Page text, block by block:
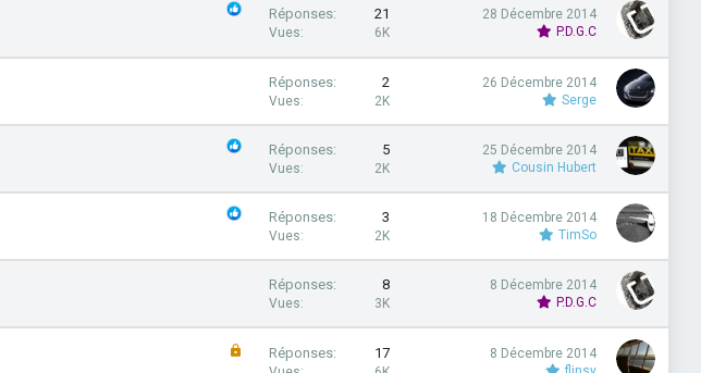
Réponses 21
Vues 6K
28 Décembre 2014
P.D.G.C
Réponses 2
Vues 2K
26 Décembre 2014
Serge
Réponses 5
Vues 2K
25 Décembre 2014
Cousin Hubert
Réponses 3
Vues 2K
18 Décembre 2014
TimSo
Réponses 8
Vues 3K
8 Décembre 2014
P.D.G.C
Réponses 17
8 Décembre 2014